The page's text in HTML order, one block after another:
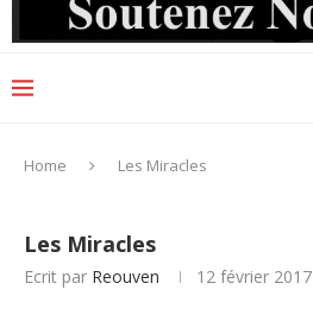
Home Les Miracles
Les Miracles
Ecrit par Reouven 12 février 2017